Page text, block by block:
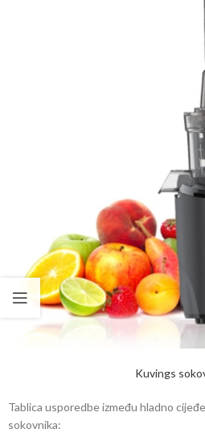
Kuvings
Tablica usporedbe između hladno
sokovnika: